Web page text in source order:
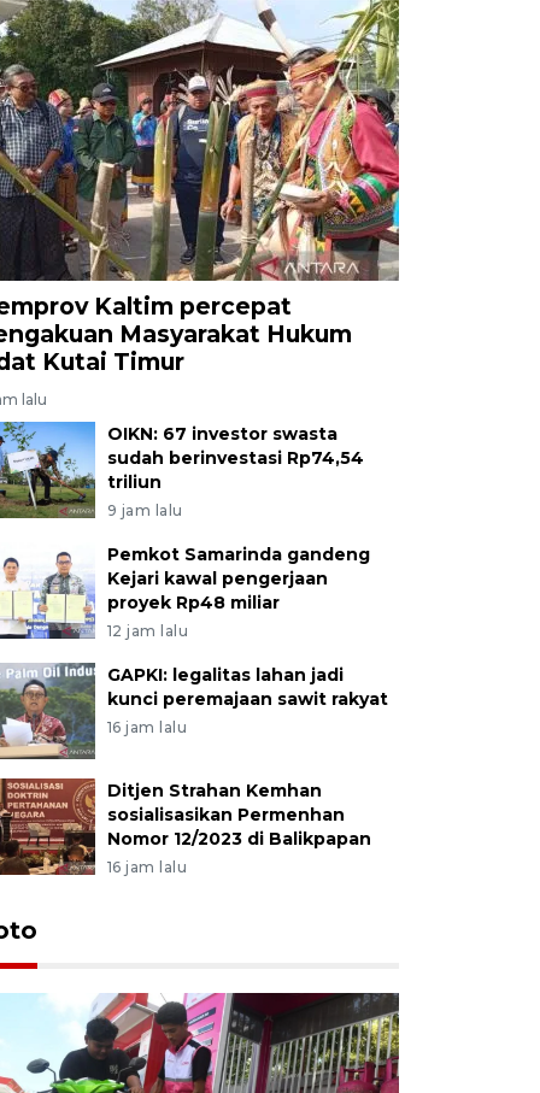
Kaltim percepat
Masyarakat Hukum
Kutai Timur
lalu
OIKN: 67 investor swasta
sudah berinvestasi Rp74,54
triliun
9 jam lalu
Pemkot Samarinda gandeng
Kejari kawal pengerjaan
proyek Rp48 miliar
12 jam lalu
GAPKI: legalitas lahan jadi
kunci peremajaan sawit rakyat
16 jam lalu
Ditjen Strahan Kemhan
sosialisasikan Permenhan
Nomor 12/2023 di Balikpapan
16 jam lalu